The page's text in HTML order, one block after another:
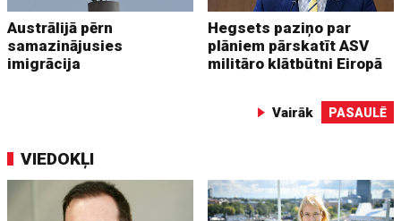
Austrālijā pērn
samazinājusies
imigrācija
Hegsets paziņo par
plāniem pārskatīt ASV
militāro klātbūtni Eiropā
Vairāk PASAULĒ
VIEDOKĻI